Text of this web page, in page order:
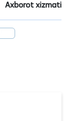
Axborot xizmati